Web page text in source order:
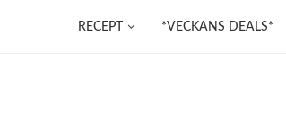
RECEPT *VECKANS DEALS*